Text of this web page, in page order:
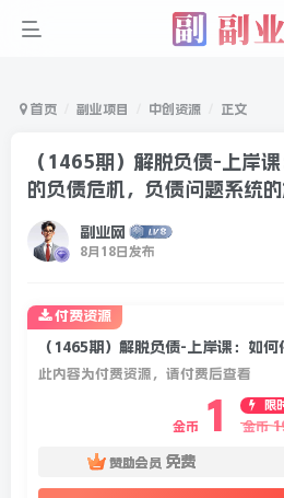
首页 副业项目 中创资源 正文
（1465期）解脱负债-上岸
的负债危机，负债问题系统
副业网
8月18日发布
此内容为付费资源，请付费后查看
金币 1
限
金币
赞助会员 免费
付费资源